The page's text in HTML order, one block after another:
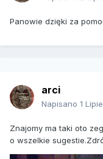
Panowie dzięki za
arci
Napisano 1
Znajomy ma taki oto
o wszelkie